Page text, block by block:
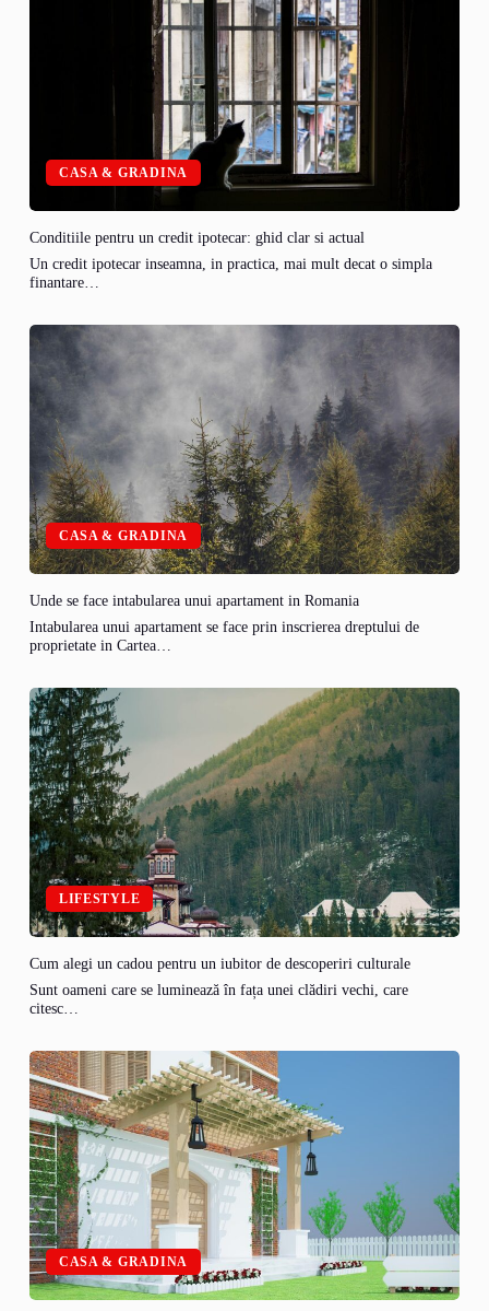
CASA & GRADINA
Conditiile pentru un credit ipotecar: ghid clar si actual
Un credit ipotecar inseamna, in practica, mai mult decat o simpla
finantare…
CASA & GRADINA
Unde se face intabularea unui apartament in Romania
Intabularea unui apartament se face prin inscrierea dreptului de
proprietate in Cartea…
LIFESTYLE
Cum alegi un cadou pentru un iubitor de descoperiri culturale
Sunt oameni care se luminează în fața unei clădiri vechi, care
citesc…
CASA & GRADINA